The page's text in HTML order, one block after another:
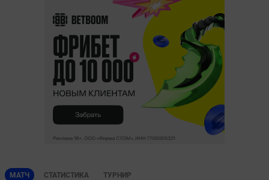
МАТЧ СТАТИСТИКА ТУРНИР